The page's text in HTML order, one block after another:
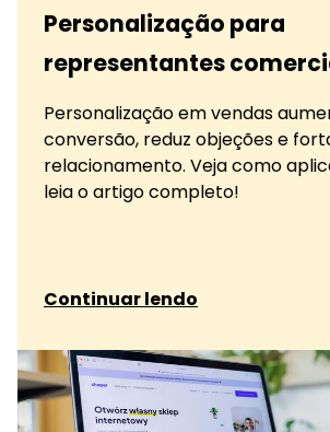
Personalização para
representantes
Personalização em vendas
conversão, reduz objeções e
relacionamento. Veja como
leia o artigo completo!
Continuar lendo